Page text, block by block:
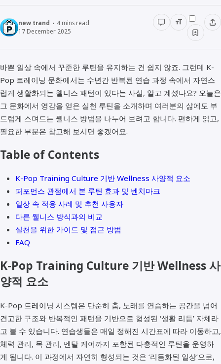
new trand 4mins read
17 December 2025
바쁜 일상 속에서 꾸준한 루틴을 유지하는 건 쉽지 않죠. 그런데 K-
Pop 트레이닝 문화에서는 수년간 반복된 연습 과정 속에서 자연스
럽게 생활화되는 웰니스 패턴이 있다는 사실, 알고 계셨나요? 오늘은
그 문화에서 영감을 얻은 실천 루틴을 소개하며 여러분의 삶에도 부
드럽게 스며드는 웰니스 방법을 나누어 보려고 합니다. 편하게 읽고,
필요한 부분은 참고해 보시면 좋겠어요.
Table of Contents
K-Pop Training Culture 기반 Wellness 사양적 요소
퍼포먼스 관점에서 본 루틴 효과 및 벤치마크
일상 속 적용 사례 및 추천 사용자
다른 웰니스 방식과의 비교
실천을 위한 가이드 및 접근 방법
FAQ
K-Pop Training Culture 기반 Wellness 사
양적 요소
K-Pop 트레이닝 시스템은 단순히 춤, 노래를 연습하는 공간을 넘어
견고한 구조와 반복적인 패턴을 기반으로 형성된 ‘생활 리듬’ 자체라
고 볼 수 있습니다. 연습생들은 매일 정해진 시간표에 따라 이동하고,
체력 관리, 목 관리, 멘탈 케어까지 포함된 다층적인 루틴을 운영하
게 됩니다. 이 과정에서 자연히 형성되는 것은 ‘리듬화된 일상’으로,